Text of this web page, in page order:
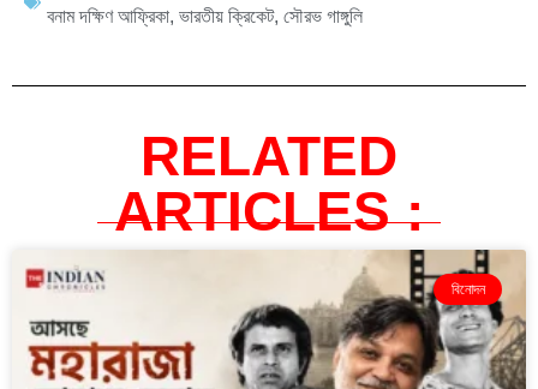
বনাম দক্ষিণ আফ্রিকা, ভারতীয় ক্রিকেট, সৌরভ গাঙ্গুলি
RELATED
ARTICLES :
বিনোদন